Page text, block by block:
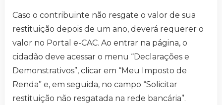
Caso o contribuinte não resgate o valor de sua
restituição depois de um ano, deverá requerer o
valor no Portal e-CAC. Ao entrar na página, o
cidadão deve acessar o menu “Declarações e
Demonstrativos”, clicar em “Meu Imposto de
Renda” e, em seguida, no campo “Solicitar
restituição não resgatada na rede bancária”.